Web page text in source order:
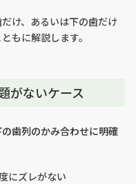
け、あるいは下の歯だけ
もに解説します。
がないケース
歯列のかみ合わせに明確
にズレがない